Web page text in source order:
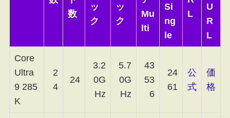
数
ッ
ク
ッ
ク
Mu
lti
Si
ng
le
L
U
R
L
Core
Ultra
9 285
K
2
4
24
3.2
0G
Hz
5.7
0G
Hz
43
53
6
24
61
公
式
価
格